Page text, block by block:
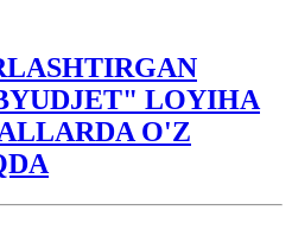
LOYIHA
O'Z